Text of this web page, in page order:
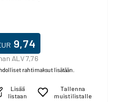
9,74
ALV 7,76
rahtimaksut lisätään.
Lisää
listaan
Tallenna
muistilistalle